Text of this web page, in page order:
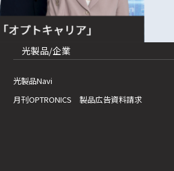
光製品/企業
光製品Navi
月刊OPTRONICS 製品広告資料請求